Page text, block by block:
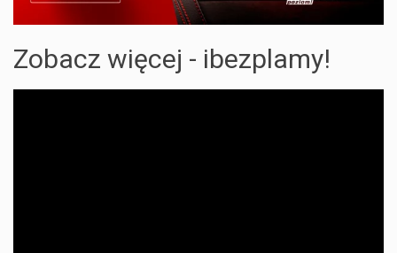
Zobacz więcej - ibezplamy!